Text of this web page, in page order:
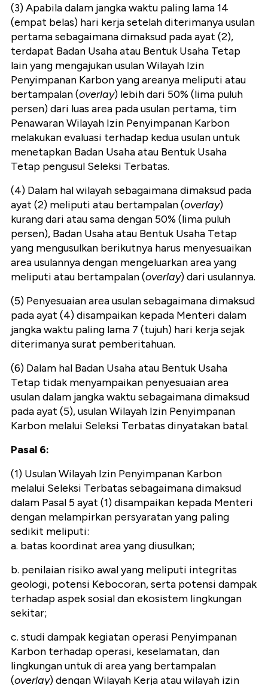
(3) Apabila dalam jangka waktu paling lama 14
(empat belas) hari kerja setelah diterimanya usulan
pertama sebagaimana dimaksud pada ayat (2),
terdapat Badan Usaha atau Bentuk Usaha Tetap
lain yang mengajukan usulan Wilayah Izin
Penyimpanan Karbon yang areanya meliputi atau
bertampalan (overlay) lebih dari 50% (lima puluh
persen) dari luas area pada usulan pertama, tim
Penawaran Wilayah Izin Penyimpanan Karbon
melakukan evaluasi terhadap kedua usulan untuk
menetapkan Badan Usaha atau Bentuk Usaha
Tetap pengusul Seleksi Terbatas.
(4) Dalam hal wilayah sebagaimana dimaksud pada
ayat (2) meliputi atau bertampalan (overlay)
kurang dari atau sama dengan 50% (lima puluh
persen), Badan Usaha atau Bentuk Usaha Tetap
yang mengusulkan berikutnya harus menyesuaikan
area usulannya dengan mengeluarkan area yang
meliputi atau bertampalan (overlay) dari usulannya.
(5) Penyesuaian area usulan sebagaimana dimaksud
pada ayat (4) disampaikan kepada Menteri dalam
jangka waktu paling lama 7 (tujuh) hari kerja sejak
diterimanya surat pemberitahuan.
(6) Dalam hal Badan Usaha atau Bentuk Usaha
Tetap tidak menyampaikan penyesuaian area
usulan dalam jangka waktu sebagaimana dimaksud
pada ayat (5), usulan Wilayah Izin Penyimpanan
Karbon melalui Seleksi Terbatas dinyatakan batal.
Pasal 6:
(1) Usulan Wilayah Izin Penyimpanan Karbon
melalui Seleksi Terbatas sebagaimana dimaksud
dalam Pasal 5 ayat (1) disampaikan kepada Menteri
dengan melampirkan persyaratan yang paling
sedikit meliputi:
a. batas koordinat area yang diusulkan;
b. penilaian risiko awal yang meliputi integritas
geologi, potensi Kebocoran, serta potensi dampak
terhadap aspek sosial dan ekosistem lingkungan
sekitar;
c. studi dampak kegiatan operasi Penyimpanan
Karbon terhadap operasi, keselamatan, dan
lingkungan untuk di area yang bertampalan
(overlay) dengan Wilayah Kerja atau wilayah izin